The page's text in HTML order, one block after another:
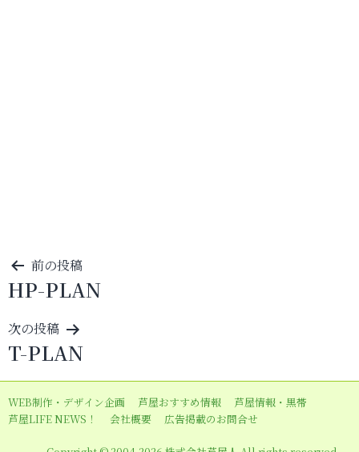
投
稿
ナ
ビ
ゲ
ー
シ
前の投稿
HP-PLAN
次の投稿
T-PLAN
WEB制作・デザイン企画 芦屋おすすめ情報
芦屋情報・黒帯
芦屋LIFE NEWS！
会社概要 広告掲載のお問合せ